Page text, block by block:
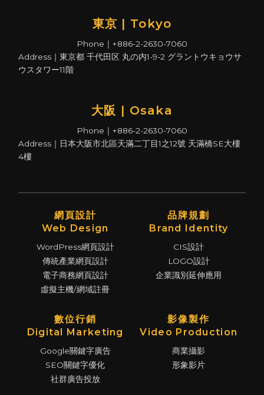
東京 | Tokyo
Phone｜+886-2-2630-7060
Address｜東京都 千代田区 丸の内1-9-2 グラントウキョウサ
ウスタワー11階
大阪 | Osaka
Phone｜+886-2-2630-7060
Address｜日本大阪市北區天滿二丁目1之12號 天滿橋SE大樓
4樓
網頁設計
Web Design
WordPress網頁設計
傳統產業網頁設計
電子商務網頁設計
虛擬主機/網域註冊
品牌規劃
Brand Identity
CIS設計
LOGO設計
企業識別延伸應用
數位行銷
Digital Marketing
Google關鍵字廣告
SEO關鍵字優化
社群廣告投放
影像製作
Video Production
商業攝影
形象影片